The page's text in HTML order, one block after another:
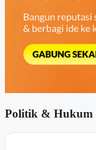
Politik & Hukum